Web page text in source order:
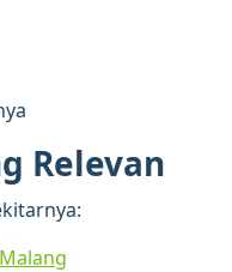
Relevan